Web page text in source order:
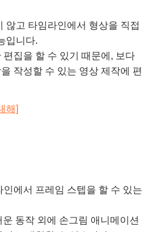
않고 타임라인에서 형상을 직접
입니다.
집을 할 수 있기 때문에, 보다
작성할 수 있는 영상 제작에 편
해]
에서 프레임 스텝을 할 수 있는
동작 외에 손그림 애니메이션